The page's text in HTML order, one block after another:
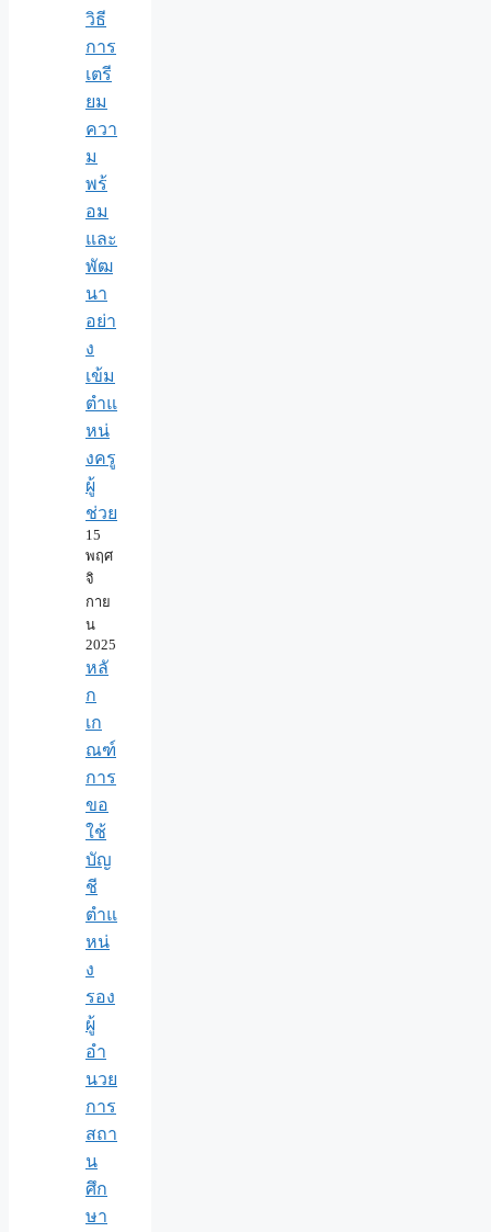
วิธี
การ
เตรี
ยม
ควา
ม
พร้
อม
และ
พัฒ
นา
อย่า
ง
เข้ม
ตำแ
หน่
งครู
ผู้
ช่วย
15
พฤศ
จิ
กาย
น
2025
หลั
ก
เก
ณฑ์
การ
ขอ
ใช้
บัญ
ชี
ตำแ
หน่
ง
รอง
ผู้
อำ
นวย
การ
สถา
น
ศึก
ษา